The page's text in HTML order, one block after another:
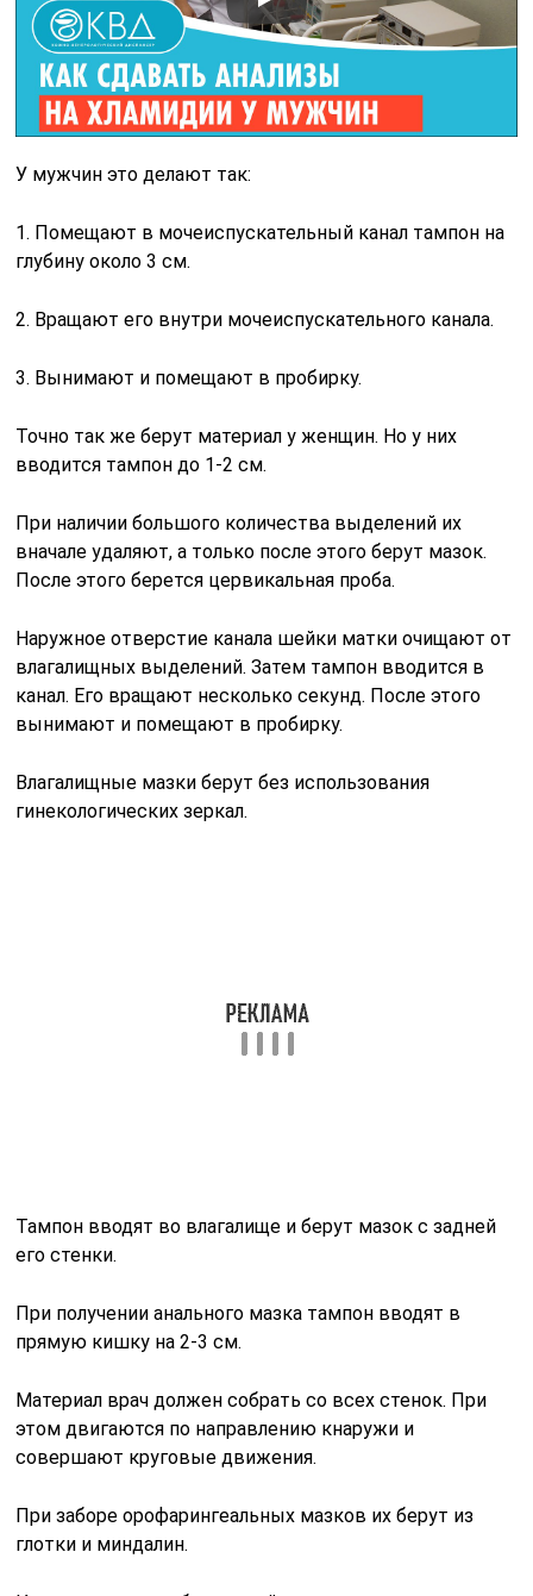
У мужчин это делают так:
1. Помещают в мочеиспускательный канал тампон на
глубину около 3 см.
2. Вращают его внутри мочеиспускательного канала.
3. Вынимают и помещают в пробирку.
Точно так же берут материал у женщин. Но у них
вводится тампон до 1-2 см.
При наличии большого количества выделений их
вначале удаляют, а только после этого берут мазок.
После этого берется цервикальная проба.
Наружное отверстие канала шейки матки очищают от
влагалищных выделений. Затем тампон вводится в
канал. Его вращают несколько секунд. После этого
вынимают и помещают в пробирку.
Влагалищные мазки берут без использования
гинекологических зеркал.
Тампон вводят во влагалище и берут мазок с задней
его стенки.
При получении анального мазка тампон вводят в
прямую кишку на 2-3 см.
Материал врач должен собрать со всех стенок. При
этом двигаются по направлению кнаружи и
совершают круговые движения.
При заборе орофарингеальных мазков их берут из
глотки и миндалин.